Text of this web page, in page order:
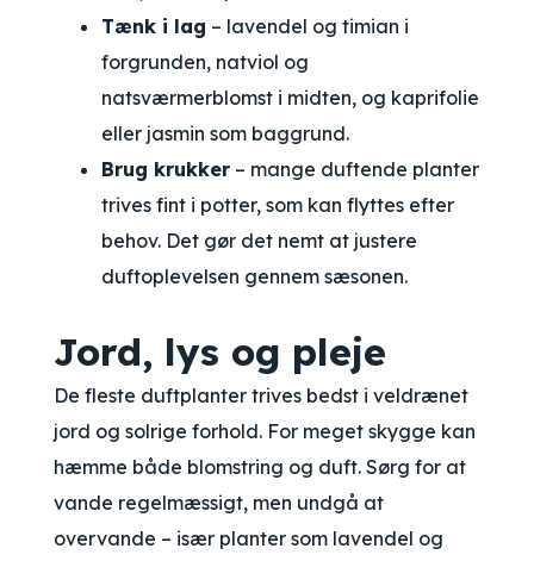
Tænk i lag – lavendel og timian i
forgrunden, natviol og
natsværmerblomst i midten, og kaprifolie
eller jasmin som baggrund.
Brug krukker – mange duftende planter
trives fint i potter, som kan flyttes efter
behov. Det gør det nemt at justere
duftoplevelsen gennem sæsonen.
Jord, lys og pleje
De fleste duftplanter trives bedst i veldrænet
jord og solrige forhold. For meget skygge kan
hæmme både blomstring og duft. Sørg for at
vande regelmæssigt, men undgå at
overvande – især planter som lavendel og